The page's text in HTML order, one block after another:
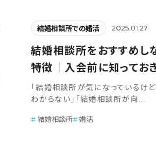
結婚相談所での婚活 2025.01.27
結婚相談所をおすすめし
特徴│入会前に知ってお
「結婚相談所が気になっているけ
わからない」「結婚相談所が向...
結婚相談所 婚活